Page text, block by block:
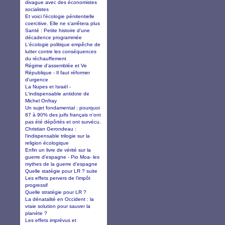
divague avec des économistes
socialistes
Et voici l’écologie pénitentielle
coercitive. Elle ne s’arrêtera plus
Santé : Petite histoire d’une
décadence programmée
L'écologie politique empêche de
lutter contre les conséquences
du réchauffement
Régime d’assemblée et Ve
République - Il faut réformer
d'urgence
La Nupes et Israël -
L'indispensable antidote de
Michel Onfray
Un sujet fondamental : pourquoi
87 à 90% des juifs français n'ont
pas été dépôrtés et ont survécu.
Christian Gerondeau :
l'indispensable trilogie sur la
religion écologique
Enfin un livre de vérité sur la
guerre d'espagne - Pio Moa- les
mythes de la guerre d'espagne
Quelle statégie pour LR ? suite
Les effets pervers de l’impôt
progressif
Quelle stratégie pour LR ?
La dénatalité en Occident : la
vraie solution pour sauver la
planète ?
Les effets imprévus et